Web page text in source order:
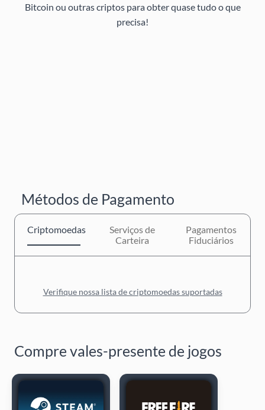
Bitcoin ou outras criptos para obter quase tudo o que
precisa!
Métodos de Pagamento
Criptomoedas
Serviços de
Carteira
Pagamentos
Fiduciários
Verifique nossa lista de criptomoedas suportadas
Compre vales-presente de jogos